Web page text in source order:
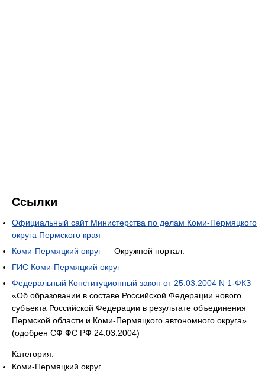
Ссылки
Официальный сайт Министерства по делам Коми-Пермяцкого
округа Пермского края
Коми-Пермяцкий округ — Окружной портал.
ГИС Коми-Пермяцкий округ
Федеральный Конституционный закон от 25.03.2004 N 1-ФКЗ —
«Об образовании в составе Российской Федерации нового
субъекта Российской Федерации в результате объединения
Пермской области и Коми-Пермяцкого автономного округа»
(одобрен СФ ФС РФ 24.03.2004)
Категория:
Коми-Пермяцкий округ